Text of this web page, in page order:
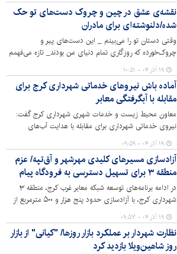
عملی مدیریت شهری شد.
نقشه‌ی عشق در چین و چروک دست‌های تو حک
شده/دلنوشته‌ای برای مادران
وقتی دستان تو را می‌بینم _ این دست‌های پیر و
چروک‌خورده که روزگاری تمام دنیای من بودند_ تازه می‌فهمم
زندگی چگونه از لای انگشتان می‌گریزد و عشق چگونه در
چین‌وچروک پوست جاودانه می‌شود. این دست‌ها که حالا
نقشی از تمام سال‌های صبر و بردباری‌اند، همان
دست‌هایی‌ست که گهواره‌ام را تکان دادند، پیشانی تب‌دارم را
نوازش کردند و اولین قدم‌هایم را در این جهان ناپایدار هدایت
کردند.
۱۹ آذر ۰۴ - ۱۰:۵۱
آماده باش نیروهای خدماتی شهرداری کرج برای
مقابله با آبگرفتگی معابر
معاون محیط زیست و خدمات شهری شهرداری کرج گفت:
نیروی خدماتی شهرداری برای مقابله با هدایت آب‌های
باش کامل هستند.
۱۹ آذر ۰۴ - ۰۹:۵۹
آزادسازی مسیرهای کلیدی مهرشهر و آق‌تپه/ عزم
منطقه ۳ برای تسهیل دسترسی به فرودگاه پیام
در ادامه برنامه‌های توسعه شبکه معابر غرب کرج، منطقه ۳
شهرداری کرج، با آزادسازی حدود پنج هزار و ۵۰۰ مترمربع از
اراضی در دو مسیر استراتژیک مهرشهر و آق‌تپه، گام مهمی در
رفع موانع ترافیکی و بهبود دسترسی ساکنان چندین منطقه به
فرودگاه پیام برداشت.
۱۹ آذر ۰۴ - ۰۹:۵۷
نظارت شهردار بر عملکرد بازار روزها/ "کیانی" از بازار
روز شاهین‌ویلا بازدید کرد